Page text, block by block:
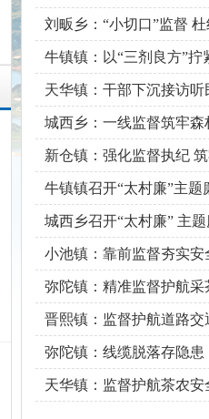
刘畈乡：“小切口”监督
牛镇镇：以“三剂良方”拧
天华镇：干部下沉接访听
城西乡：一线监督筑牢森
新仓镇：强化监督执纪
牛镇镇召开“太村廉”主
城西乡召开“太村廉” 主
小池镇：靠前监督夯实安
弥陀镇：精准监督护航采
晋熙镇：监督护航道路交
弥陀镇：线缆脱落存隐
天华镇：监督护航茶农安